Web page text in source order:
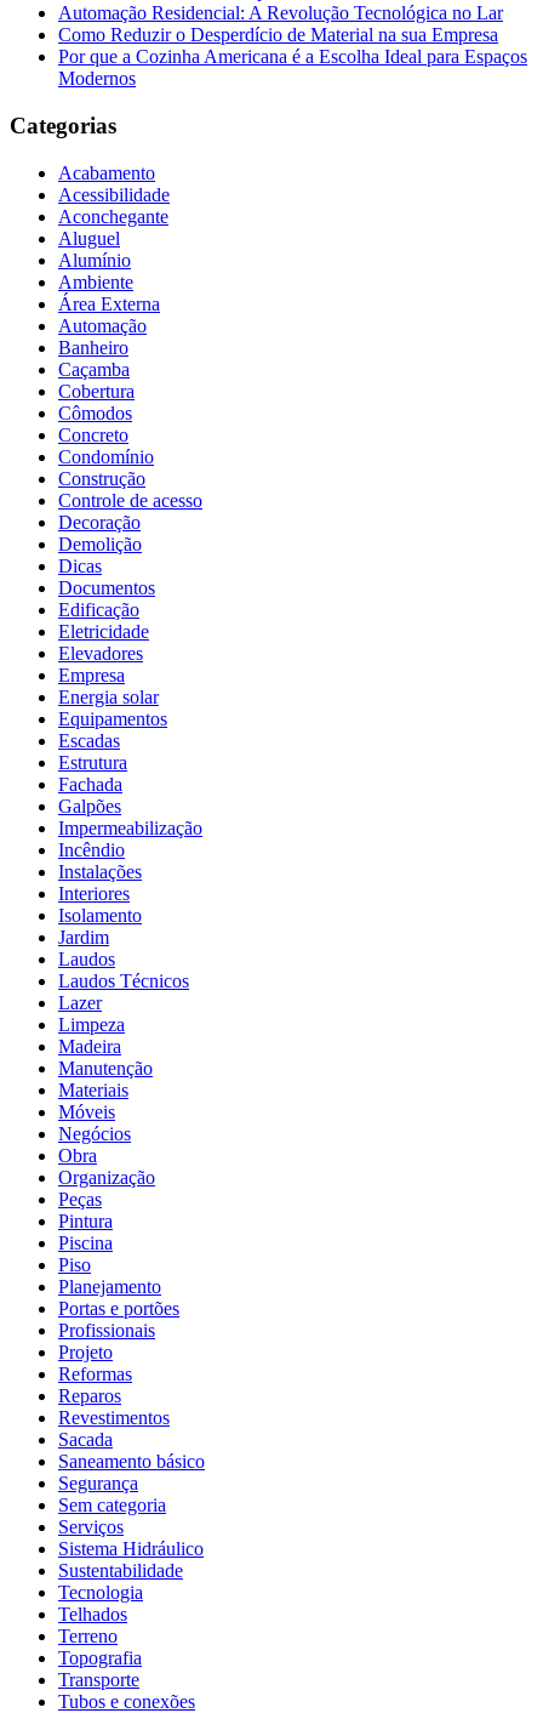
Automação Residencial: A Revolução Tecnológica no Lar
Como Reduzir o Desperdício de Material na sua Empresa
Por que a Cozinha Americana é a Escolha Ideal para Espaços
Modernos
Categorias
Acabamento
Acessibilidade
Aconchegante
Aluguel
Alumínio
Ambiente
Área Externa
Automação
Banheiro
Caçamba
Cobertura
Cômodos
Concreto
Condomínio
Construção
Controle de acesso
Decoração
Demolição
Dicas
Documentos
Edificação
Eletricidade
Elevadores
Empresa
Energia solar
Equipamentos
Escadas
Estrutura
Fachada
Galpões
Impermeabilização
Incêndio
Instalações
Interiores
Isolamento
Jardim
Laudos
Laudos Técnicos
Lazer
Limpeza
Madeira
Manutenção
Materiais
Móveis
Negócios
Obra
Organização
Peças
Pintura
Piscina
Piso
Planejamento
Portas e portões
Profissionais
Projeto
Reformas
Reparos
Revestimentos
Sacada
Saneamento básico
Segurança
Sem categoria
Serviços
Sistema Hidráulico
Sustentabilidade
Tecnologia
Telhados
Terreno
Topografia
Transporte
Tubos e conexões